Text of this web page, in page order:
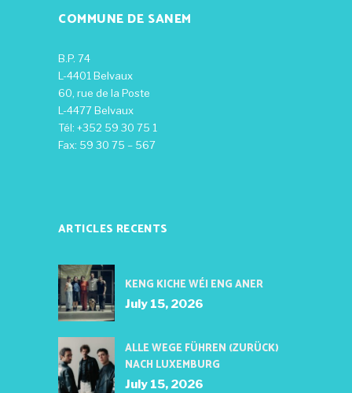
COMMUNE DE SANEM
B.P. 74
L-4401 Belvaux
60, rue de la Poste
L-4477 Belvaux
Tél: +352 59 30 75 1
Fax: 59 30 75 – 567
ARTICLES RECENTS
KENG KICHE WÉI ENG ANER
July 15, 2026
ALLE WEGE FÜHREN (ZURÜCK)
NACH LUXEMBURG
July 15, 2026